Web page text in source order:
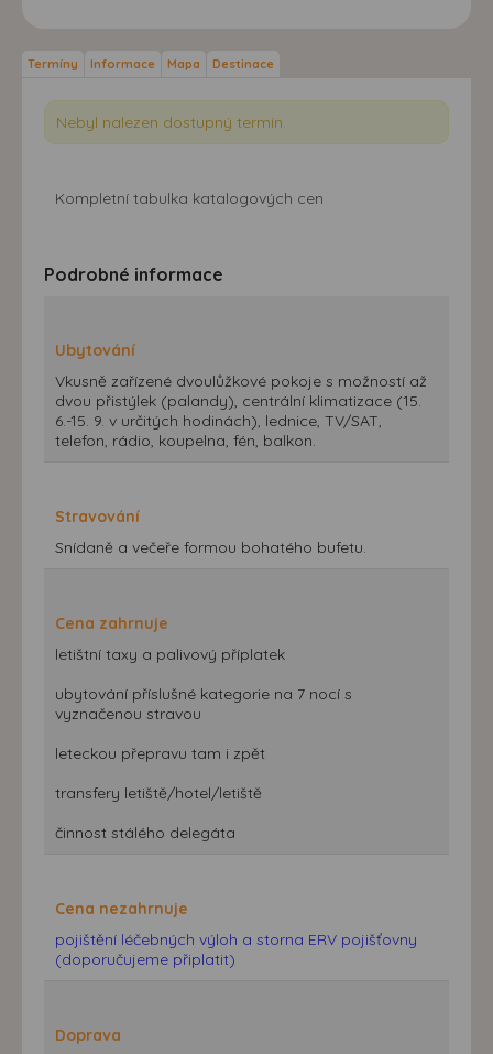
Termíny Informace Mapa Destinace
Nebyl nalezen dostupný termín.
Kompletní tabulka katalogových cen
Podrobné informace
Ubytování
Vkusně zařízené dvoulůžkové pokoje s možností až
dvou přistýlek (palandy), centrální klimatizace (15.
6.-15. 9. v určitých hodinách), lednice, TV/SAT,
telefon, rádio, koupelna, fén, balkon.
Stravování
Snídaně a večeře formou bohatého bufetu.
Cena zahrnuje
letištní taxy a palivový příplatek
ubytování příslušné kategorie na 7 nocí s
vyznačenou stravou
leteckou přepravu tam i zpět
transfery letiště/hotel/letiště
činnost stálého delegáta
Cena nezahrnuje
pojištění léčebných výloh a storna ERV pojišťovny
(doporučujeme připlatit)
Doprava